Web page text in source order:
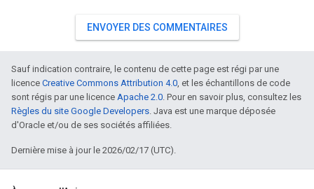
ENVOYER DES COMMENTAIRES
Sauf indication contraire, le contenu de cette page est régi par une
licence Creative Commons Attribution 4.0, et les échantillons de code
sont régis par une licence Apache 2.0. Pour en savoir plus, consultez les
Règles du site Google Developers. Java est une marque déposée
d'Oracle et/ou de ses sociétés affiliées.
Dernière mise à jour le 2026/02/17 (UTC).